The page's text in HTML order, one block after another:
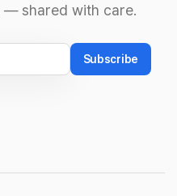
— shared with care.
Subscribe